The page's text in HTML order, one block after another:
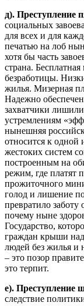
д). Преступление
социальных
для всех и для
печатью на лоб
хотя бы часть
страна.
безработицы.
жилья. Мизерная
Надежно
захватчики
устремлениям
нынешняя
относится к одной
жестоких систем
построенным на
режим, где платят
прожиточного
голод и лишение
превратило
почему ныне
Государство,
граждан крыши над
людей без жилья и
– это позор
это терпит.
е). Преступление
следствие